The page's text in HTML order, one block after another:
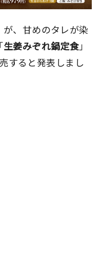
が、甘めのタレが染
生姜みぞれ鍋定食」
すると発表しまし